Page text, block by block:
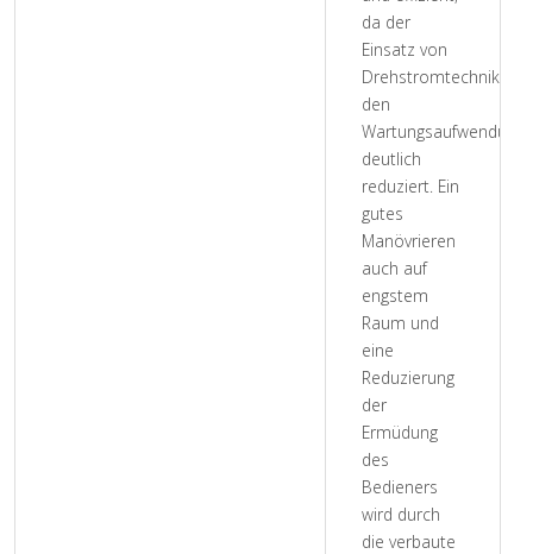
da der
Einsatz von
Drehstromtechnik
den
deutlich
reduziert. Ein
gutes
Manövrieren
auch auf
engstem
Raum und
eine
Reduzierung
der
Ermüdung
des
Bedieners
wird durch
die verbaute